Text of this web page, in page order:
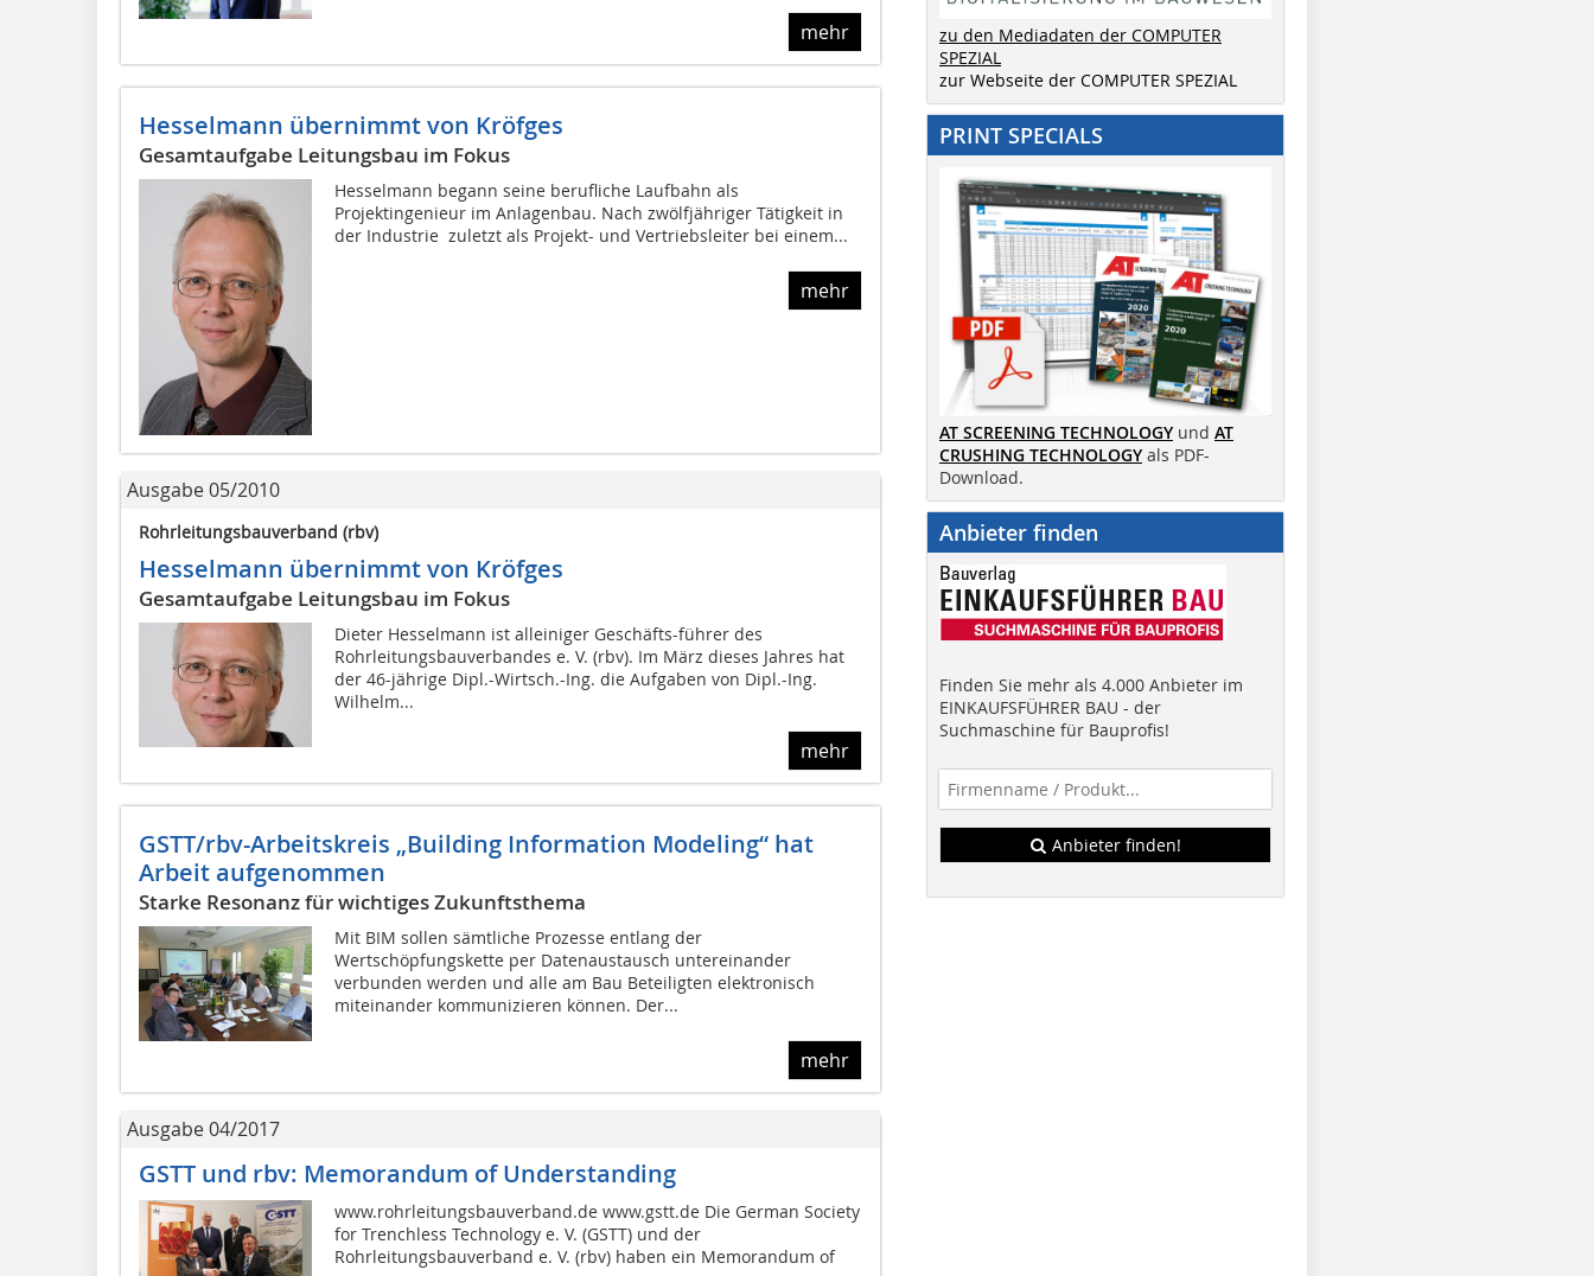
mehr
Hesselmann übernimmt von Kröfges
Gesamtaufgabe Leitungsbau im Fokus
Hesselmann begann seine berufliche Laufbahn als
Projektingenieur im Anlagenbau. Nach zwölfjähriger Tätigkeit in
der Industrie  zuletzt als Projekt- und Vertriebsleiter bei einem...
mehr
Ausgabe 05/2010
Rohrleitungsbauverband (rbv)
Hesselmann übernimmt von Kröfges
Gesamtaufgabe Leitungsbau im Fokus
Dieter Hesselmann ist alleiniger Geschäfts-führer des
Rohrleitungsbauverbandes e. V. (rbv). Im März dieses Jahres hat
der 46-jährige Dipl.-Wirtsch.-Ing. die Aufgaben von Dipl.-Ing.
Wilhelm...
mehr
GSTT/rbv-Arbeitskreis „Building Information Modeling“ hat
Arbeit aufgenommen
Starke Resonanz für wichtiges Zukunftsthema
Mit BIM sollen sämtliche Prozesse entlang der
Wertschöpfungskette per Datenaustausch untereinander
verbunden werden und alle am Bau Beteiligten elektronisch
miteinander kommunizieren können. Der...
mehr
Ausgabe 04/2017
GSTT und rbv: Memorandum of Understanding
www.rohrleitungsbauverband.de www.gstt.de Die German Society
for Trenchless Technology e. V. (GSTT) und der
Rohrleitungsbauverband e. V. (rbv) haben ein Memorandum of
zu den Mediadaten der COMPUTER
SPEZIAL
zur Webseite der COMPUTER SPEZIAL
PRINT SPECIALS
AT SCREENING TECHNOLOGY und AT
CRUSHING TECHNOLOGY als PDF-
Download.
Anbieter finden
Finden Sie mehr als 4.000 Anbieter im
EINKAUFSFÜHRER BAU - der
Suchmaschine für Bauprofis!
Anbieter finden!